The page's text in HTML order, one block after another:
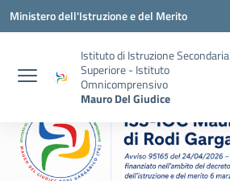
Vai ai contenuti
Vai al menu di navigazione
Vai al footer
Ministero dell'Istruzione e del Merito
Istituto di Istruzione Secondaria
Superiore - Istituto
Omnicomprensivo
Mauro Del Giudice